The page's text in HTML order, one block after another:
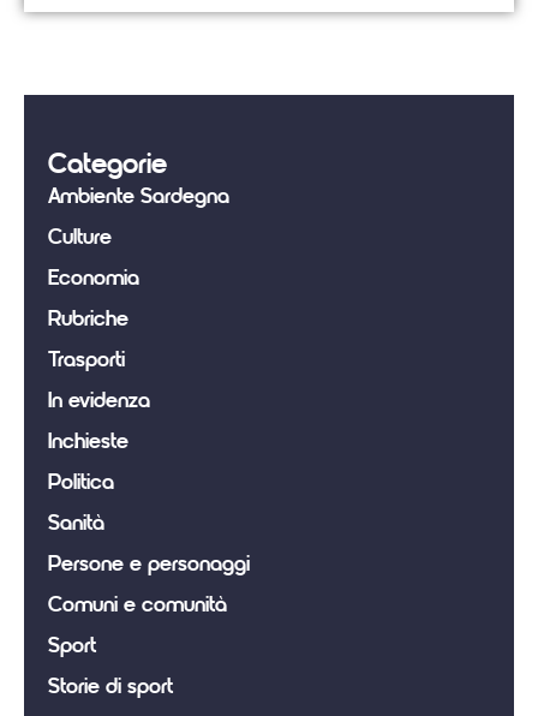
Categorie
Ambiente Sardegna
Culture
Economia
Rubriche
Trasporti
In evidenza
Inchieste
Politica
Sanità
Persone e personaggi
Comuni e comunità
Sport
Storie di sport